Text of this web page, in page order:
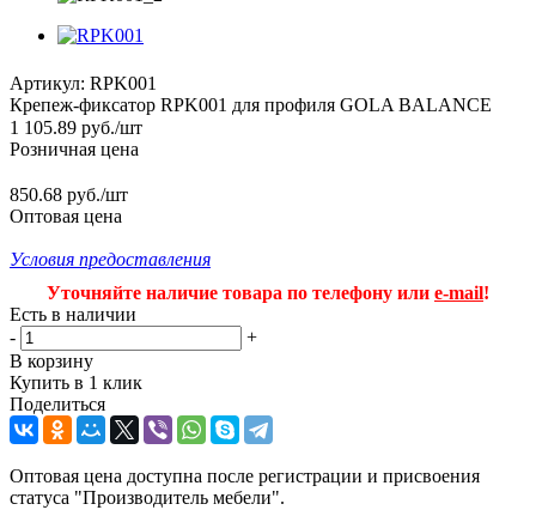
Артикул: RPK001
Крепеж-фиксатор RPK001 для профиля GOLA BALANCE
1 105.89 руб./шт
Розничная цена
850.68 руб./шт
Оптовая цена
Условия предоставления
Уточняйте наличие товара по телефону или e-mail!
Есть в наличии
-
+
В корзину
Купить в 1 клик
Поделиться
Оптовая цена доступна после регистрации и присвоения
статуса "Производитель мебели".